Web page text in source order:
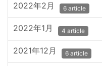
2022年2月 6 article
2022年1月 4 article
2021年12月 6 article